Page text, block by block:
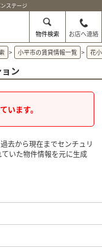
ステージ
物件検索 お店へ連絡
> 小平市の賃貸情報一覧 > 花
ン
います。
去から現在までセンチュリ
いた物件情報を元に生成